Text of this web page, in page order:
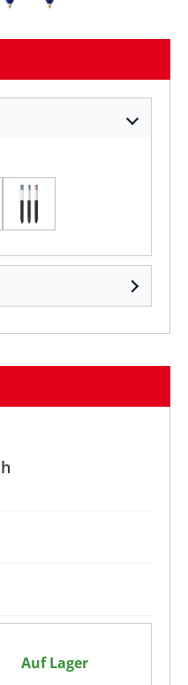
Weich
Rot Weich
Weiß/Schwarz Weich
Auf Lager